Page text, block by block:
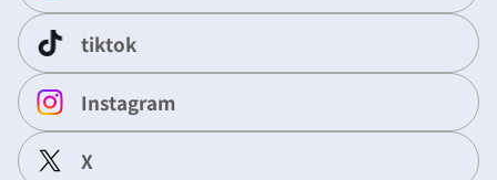
tiktok
Instagram
X